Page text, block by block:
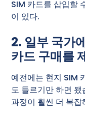
SIM 카드를 삽입할
이 있다.
2. 일부 국가
카드 구매를
예전에는 현지 SIM
도 들르기만 하면
과정이 훨씬 더 복잡